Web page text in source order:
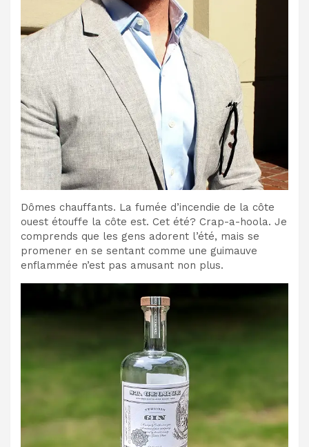
Dômes chauffants. La fumée d’incendie de la côte
ouest étouffe la côte est. Cet été? Crap-a-hoola. Je
comprends que les gens adorent l’été, mais se
promener en se sentant comme une guimauve
enflammée n’est pas amusant non plus.